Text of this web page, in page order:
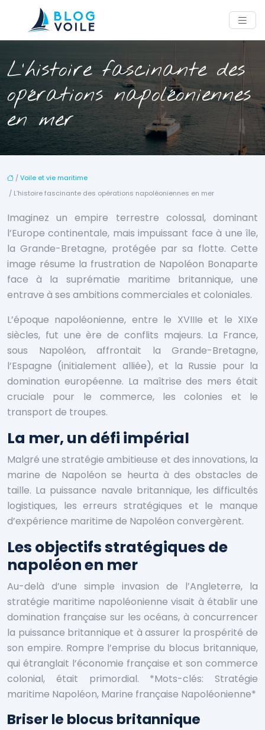
L’histoire fascinante des
opérations napoléoniennes
en mer
/Voile et vie maritime
/ L’histoire fascinante des opérations napoléoniennes en mer
Imaginez un empire terrestre colossal, dominant
l’Europe continentale, mais impuissant face à une île,
la Grande-Bretagne, protégée par sa flotte. Cette
image résume la frustration de Napoléon Bonaparte
face à la suprématie maritime britannique, une
entrave à ses ambitions commerciales et coloniales.
L’époque napoléonienne, entre le XVIIIe et le XIXe
siècles, fut une ère de conflits majeurs. La France,
sous Napoléon, affrontait la Grande-Bretagne,
l’Espagne (initialement alliée), et la Russie pour la
domination européenne. La maîtrise des mers était
cruciale pour le commerce, les colonies et le
transport de troupes.
La mer, un défi impérial
Malgré une stratégie ambitieuse et des innovations, la
marine de Napoléon se heurta à des obstacles de
taille. La puissance navale britannique, les difficultés
logistiques, les erreurs stratégiques et le manque
d’expérience maritime de Napoléon convergèrent.
Les objectifs stratégiques de
napoléon en mer
Au-delà d’une simple invasion de l’Angleterre, la
stratégie maritime napoléonienne visait à établir une
domination française sur les océans, à concurrencer
la puissance britannique et à assurer la prospérité de
son empire. Rompre l’emprise du blocus britannique,
qui étranglait l’économie française et son commerce
colonial, était primordial. *Mots-clés: Stratégie
maritime Napoléon, Marine française Napoléonienne*
Briser le blocus britannique